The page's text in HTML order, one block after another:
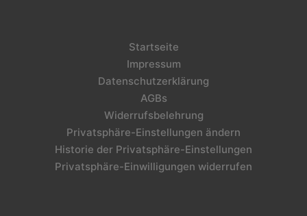
Startseite
Impressum
Datenschutzerklärung
AGBs
Widerrufsbelehrung
Privatsphäre-Einstellungen ändern
Historie der Privatsphäre-Einstellungen
Privatsphäre-Einwilligungen widerrufen